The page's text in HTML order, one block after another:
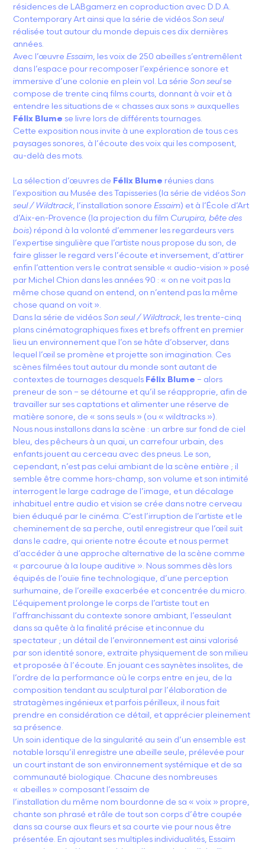
résidences de LABgamerz en coproduction avec D.D.A.
Contemporary Art ainsi que la série de vidéosSon seul
réalisée tout autour du monde depuis ces dix dernières
années.
Avec l’œuvreEssaim, les voix de 250 abeilles s’entremêlent
dans l’espace pour recomposer l’expérience sonore et
immersive d’une colonie en plein vol. La sérieSon seulse
compose de trente cinq films courts, donnant à voir et à
entendre les situations de « chasses aux sons » auxquelles
Félix Blume se livre lors de différents tournages.
Cette exposition nous invite à une exploration de tous ces
paysages sonores, à l’écoute des voix qui les composent,
au-delà des mots.
La sélection d’œuvres de Félix Blume réunies dans
l’exposition au Musée des Tapisseries (la série de vidéosSon
seul / Wildtrack, l’installation sonoreEssaim) et à l’École d’Art
d’Aix-en-Provence (la projection du film Curupira, bête des
bois) répond à la volonté d’emmener les regardeurs vers
l’expertise singulière que l’artiste nous propose du son, de
faire glisser le regard vers l’écoute et inversement, d’attirer
enfin l’attention vers le contrat sensible « audio-vision » posé
par Michel Chion dans les années 90 : « on ne voit pas la
même chose quand on entend, on n’entend pas la même
chose quand on voit ».
Dans la série de vidéosSon seul / Wildtrack, les trente-cinq
plans cinématographiques fixes et brefs offrent en premier
lieu un environnement que l’on se hâte d’observer, dans
lequel l’œil se promène et projette son imagination. Ces
scènes filmées tout autour du monde sont autant de
contextes de tournages desquels Félix Blume – alors
preneur de son – se détourne et qu’il se réapproprie, afin de
travailler sur ses captations et alimenter une réserve de
matière sonore, de « sons seuls » (ou « wildtracks »).
Nous nous installons dans la scène : un arbre sur fond de ciel
bleu, des pêcheurs à un quai, un carrefour urbain, des
enfants jouent au cerceau avec des pneus. Le son,
cependant, n’est pas celui ambiant de la scène entière ; il
semble être comme hors-champ, son volume et son intimité
interrogent le large cadrage de l’image, et un décalage
inhabituel entre audio et vision se crée dans notre cerveau
bien éduqué par le cinéma. C’est l’irruption de l’artiste et le
cheminement de sa perche, outil enregistreur que l’œil suit
dans le cadre, qui oriente notre écoute et nous permet
d’accéder à une approche alternative de la scène comme
« parcourue à la loupe auditive ». Nous sommes dès lors
équipés de l’ouïe fine technologique, d’une perception
surhumaine, de l’oreille exacerbée et concentrée du micro.
L’équipement prolonge le corps de l’artiste tout en
l’affranchissant du contexte sonore ambiant, l’esseulant
dans sa quête à la finalité précise et inconnue du
spectateur ; un détail de l’environnement est ainsi valorisé
par son identité sonore, extraite physiquement de son milieu
et proposée à l’écoute. En jouant ces saynètes insolites, de
l’ordre de la performance où le corps entre en jeu, de la
composition tendant au sculptural par l’élaboration de
stratagèmes ingénieux et parfois périlleux, il nous fait
prendre en considération ce détail, et apprécier pleinement
sa présence.
Un soin identique de la singularité au sein d’un ensemble est
notable lorsqu’il enregistre une abeille seule, prélevée pour
un court instant de son environnement systémique et de sa
communauté biologique. Chacune des nombreuses
« abeilles » composant l’essaim de
l’installation du même nom bourdonne de sa « voix » propre,
chante son phrasé et râle de tout son corps d’être coupée
dans sa course aux fleurs et sa courte vie pour nous être
présentée. En ajoutant ses multiples individualités, Essaim